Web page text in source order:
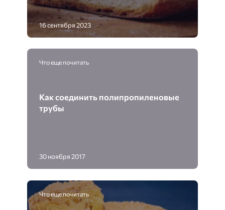
16 сентября 2023
Что еще почитать
Как соединить полипропиленовые
трубы
30 ноября 2017
Что еще почитать